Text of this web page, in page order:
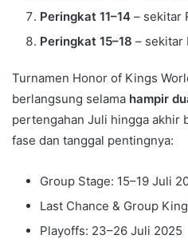
Peringkat 11–14 – sekitar
Peringkat 15–18 – sekitar
Turnamen Honor of Kings
berlangsung selama hampir
pertengahan Juli hingga akhir
fase dan tanggal pentingnya:
Group Stage: 15–19 Juli
Last Chance & Group
Playoffs: 23–26 Juli 2025